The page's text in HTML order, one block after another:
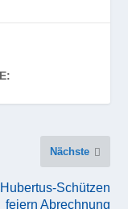
Nächste
Schützen
feiern Abrechnung